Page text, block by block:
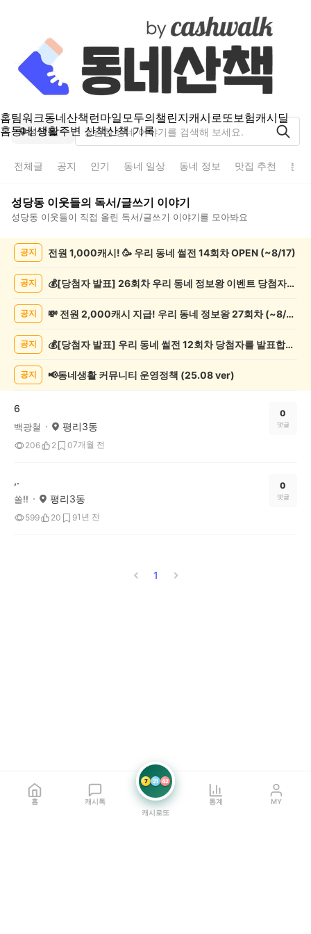
홈팀워크동네산책런마일모두의챌린지캐시로또보험캐시딜
홈동네 생활주변 산책산책 기록
성당동
전체글 공지 인기 동네 일상 동네 정보 맛집 추천 분
성당동 이웃들의 독서/글쓰기 이야기
성당동 이웃들이 직접 올린 독서/글쓰기 이야기를 모아봐요
목
공지 전원 1,000캐시! 🥳 우리 동네 썰전 14회차 OPEN (~8/17)
공지 💰[당첨자 발표] 26회차 우리 동네 정보왕 이벤트 당첨자를 발표합니다!
공지 💸 전원 2,000캐시 지급! 우리 동네 정보왕 27회차 (~8/10)
공지 💰[당첨자 발표] 우리 동네 썰전 12회차 당첨자를 발표합니다!
공지 📢동네생활 커뮤니티 운영정책 (25.08 ver)
6
백광철 평리3동
206 2 07개월 전
0
댓글
,.
쏠!! 평리3동
599 20 91년 전
0
댓글
1
홈 캐시톡
7 21 42
캐시로또
통계 MY